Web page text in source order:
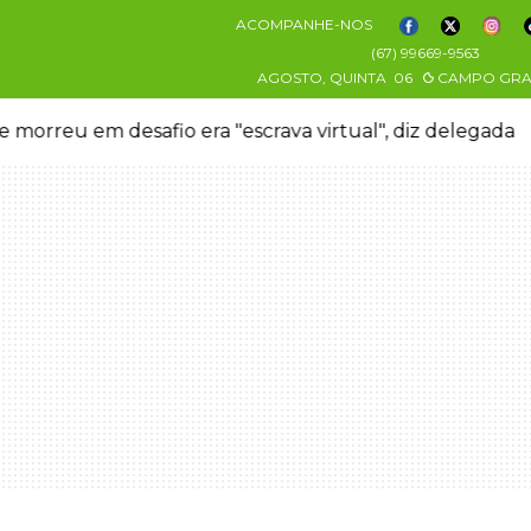
ACOMPANHE-NOS
(67) 99669-9563
AGOSTO, QUINTA 06 CAMPO
morreu em desafio era "escrava virtual", diz delegada